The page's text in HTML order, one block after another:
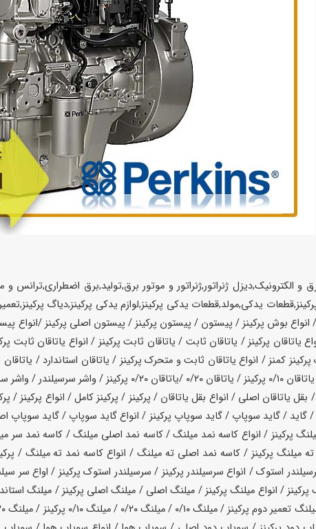
و الکترونیک,دیزل ژنراتور,ژنراتور و موتور برق,تولید,برق
بوش پرکینز / پیستون / پیستون پرکینز / پیستون اصلی پرکینز /انواع
یاتاقان پرکینز / یاتاقان ثابت / یاتاقان ثابت پرکینز / انواع یاتاقان
کمنز / انواع یاتاقان ثابت و متحرک پرکینز / یاتاقان استاندارد / یاتاقان
/ بقل یاتاقان اصلی / انواع بقل یاتاقان / پرکینز / پرکینز کامل / انواع
گاید / گاید سوپاپ / گاید سوپاپ پرکینز / انواع گاید سوپاپ / گاید
پرکینز / انواع کاسه نمد میلنگ / کاسه نمد اصلی میلنگ / کاسه نمد
پرکینز / کاسه نمد اصلی ته میلنگ / انواع کاسه نمد ته میلنگ /
استوک / انواع سرسیلندر پرکینز / سرسیلندر استوک پرکینز / اواع
/ انواع میلنگ پرکینز / میلنگ اصلی / میلنگ اصلی پرکینز / میلنگ